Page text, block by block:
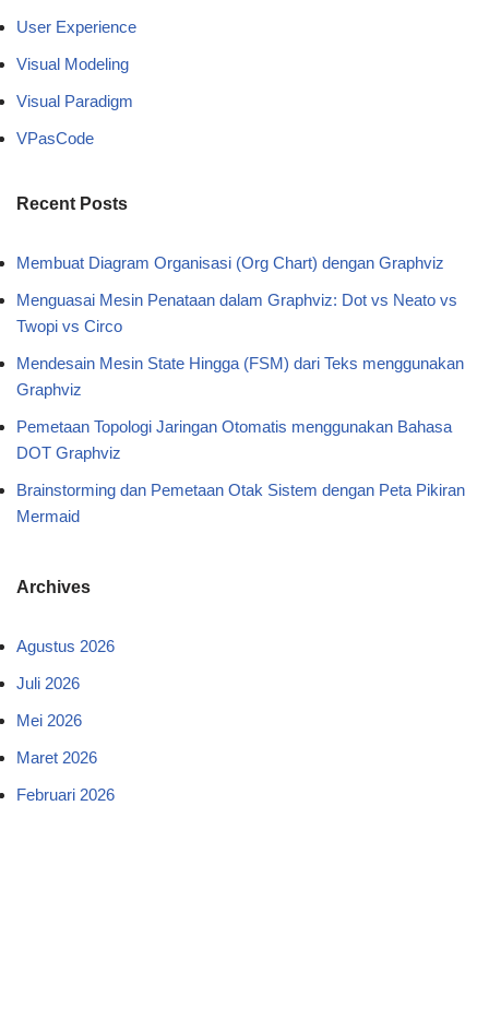
User Experience
Visual Modeling
Visual Paradigm
VPasCode
Recent Posts
Membuat Diagram Organisasi (Org Chart) dengan Graphviz
Menguasai Mesin Penataan dalam Graphviz: Dot vs Neato vs
Twopi vs Circo
Mendesain Mesin State Hingga (FSM) dari Teks menggunakan
Graphviz
Pemetaan Topologi Jaringan Otomatis menggunakan Bahasa
DOT Graphviz
Brainstorming dan Pemetaan Otak Sistem dengan Peta Pikiran
Mermaid
Archives
Agustus 2026
Juli 2026
Mei 2026
Maret 2026
Februari 2026